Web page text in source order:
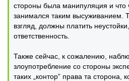
стороны была манипуляция и что
занимался таким высуживанием.
взгляд, должны платить
ответственность.
Также сейчас, к сожалению,
злоупотребление со стороны
таких „контор” права та сторона,